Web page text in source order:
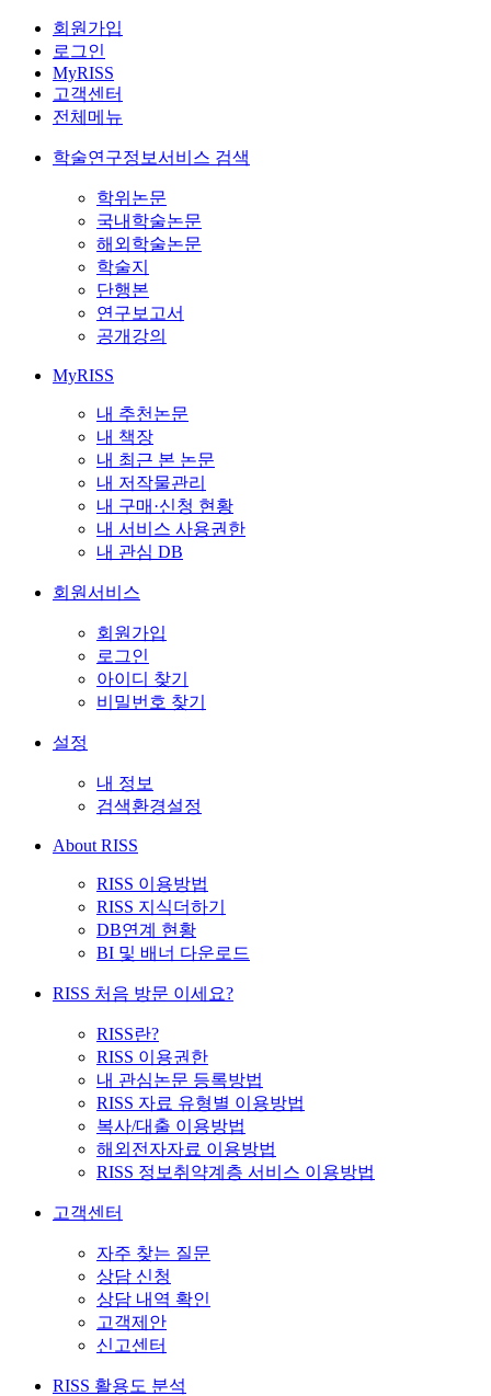
회원가입
로그인
MyRISS
고객센터
전체메뉴
학술연구정보서비스 검색
학위논문
국내학술논문
해외학술논문
학술지
단행본
연구보고서
공개강의
MyRISS
내 추천논문
내 책장
내 최근 본 논문
내 저작물관리
내 구매·신청 현황
내 서비스 사용권한
내 관심 DB
회원서비스
회원가입
로그인
아이디 찾기
비밀번호 찾기
설정
내 정보
검색환경설정
About RISS
RISS 이용방법
RISS 지식더하기
DB연계 현황
BI 및 배너 다운로드
RISS 처음 방문 이세요?
RISS란?
RISS 이용권한
내 관심논문 등록방법
RISS 자료 유형별 이용방법
복사/대출 이용방법
해외전자자료 이용방법
RISS 정보취약계층 서비스 이용방법
고객센터
자주 찾는 질문
상담 신청
상담 내역 확인
고객제안
신고센터
RISS 활용도 분석